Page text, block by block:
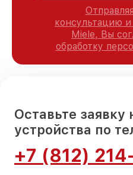
консультацию
Miele, Вы
обработку
Оставьте
устройства по
+7 (812)